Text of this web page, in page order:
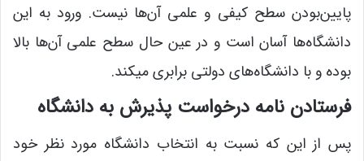
پایین‌بودن سطح کیفی و علمی آن‌ها نیست. ورود به این
دانشگاه‌ها آسان است و در عین حال سطح علمی آن‌ها بالا
بوده و با دانشگاه‌های دولتی برابری می­کند.
فرستادن نامه درخواست پذیرش به دانشگاه
پس از این که نسبت به انتخاب دانشگاه مورد نظر خود